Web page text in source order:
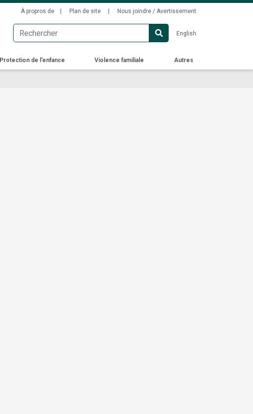
Secondary
Menu
À propros de Plan de site Nous joindre / Avertissement
English
Protection de l’enfance Violence familiale Autres